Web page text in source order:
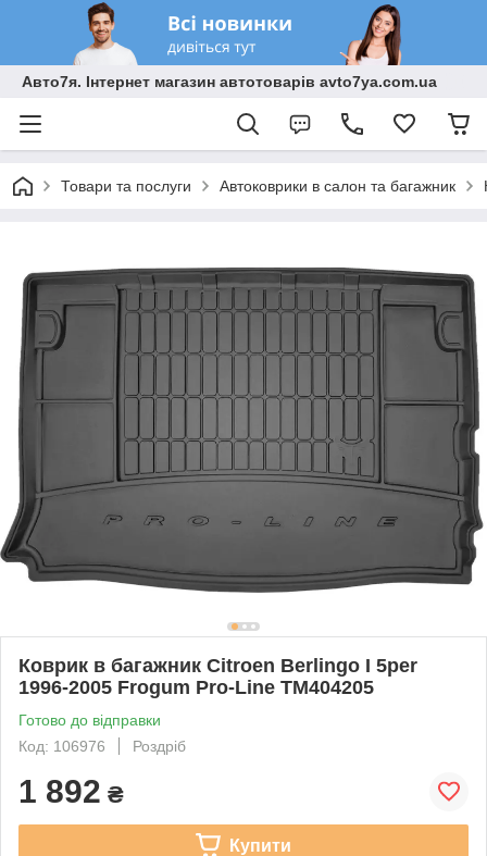
Авто7я. Інтернет магазин автотоварів avto7ya.com.ua
Товари та послуги Автоковрики в салон та багажник
Коврик в багажник Citroen Berlingo I 5per
1996-2005 Frogum Pro-Line TM404205
Готово до відправки
Код: 106976
Роздріб
1 892 ₴
Купити